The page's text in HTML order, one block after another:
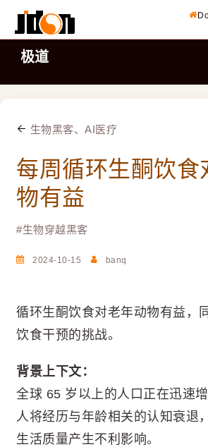
极道
生物黑客、AI医疗
每周循环生酮饮食
物有益
#生物穿越黑客
2024-10-15 banq
循环生酮饮食对老年动物有益，
饮食干预的挑战。
背景上下文：
全球 65 岁以上的人口正在迅速
人将经历与年龄相关的认知衰退
生活质量产生不利影响。